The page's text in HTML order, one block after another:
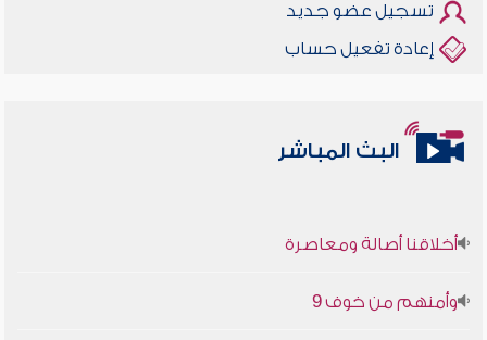
تسجيل عضو جديد
إعادة تفعيل حساب
البث المباشر
أخلاقنا أصالة ومعاصرة
وأمنهم من خوف 9